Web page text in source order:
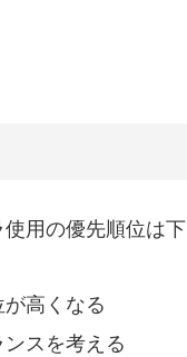
用の優先順位は下
高くなる
スを考える